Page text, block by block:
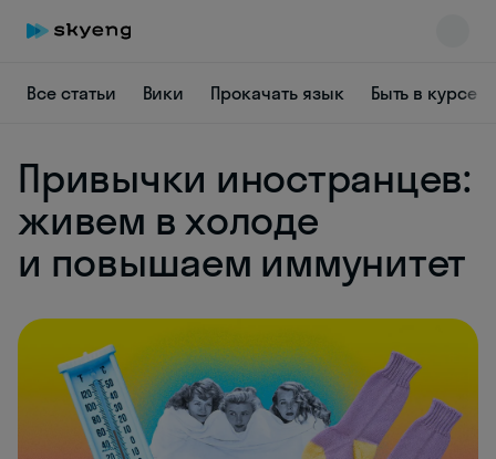
Все статьи Вики Прокачать язык Быть в курсе
Привычки иностранцев:
живем в холоде
и повышаем иммунитет
Skyeng Chat
online